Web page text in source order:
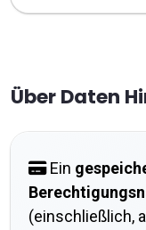
Über Daten
Ein
(einschließlich,